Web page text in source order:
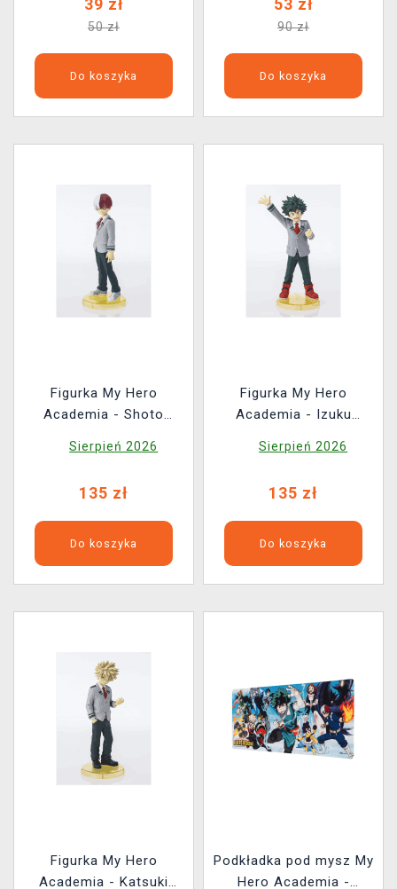
50 zł
Do koszyka
90 zł
Do koszyka
Figurka My Hero
Academia - Shoto
Nations)
Sierpień 2026
135 zł
Do koszyka
Figurka My Hero
Academia - Izuku
Nations)
Sierpień 2026
135 zł
Do koszyka
Figurka My Hero
Academia - Katsuki
Podkładka pod mysz My
Hero Academia -